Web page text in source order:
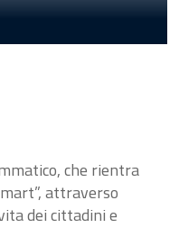
che rientra
attraverso
dei cittadini e